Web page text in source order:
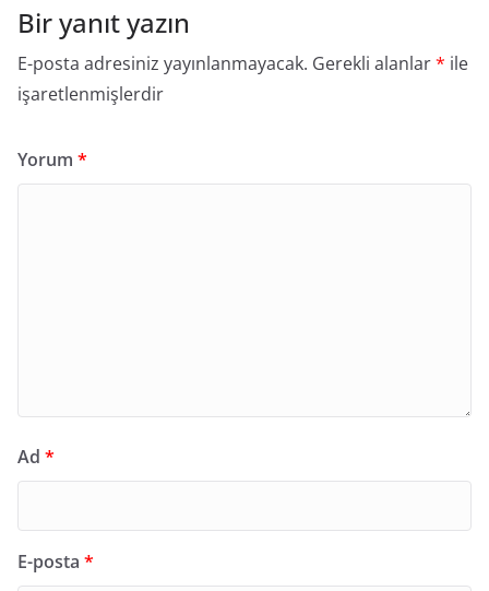
Bir yanıt yazın
E-posta adresiniz yayınlanmayacak. Gerekli alanlar* ile
işaretlenmişlerdir
Yorum *
Ad *
E-posta *